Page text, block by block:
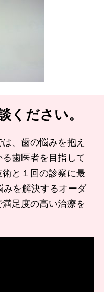
ください。
、歯の悩みを抱え
歯医者を目指して
と１回の診察に最
を解決するオーダ
足度の高い治療を